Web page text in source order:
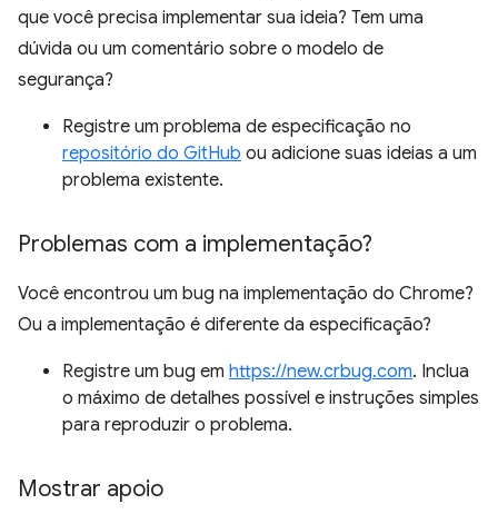
que você precisa implementar sua ideia? Tem uma
dúvida ou um comentário sobre o modelo de
segurança?
Registre um problema de especificação no
repositório do GitHub ou adicione suas ideias a um
problema existente.
Problemas com a implementação?
Você encontrou um bug na implementação do Chrome?
Ou a implementação é diferente da especificação?
Registre um bug em https://new.crbug.com. Inclua
o máximo de detalhes possível e instruções simples
para reproduzir o problema.
Mostrar apoio